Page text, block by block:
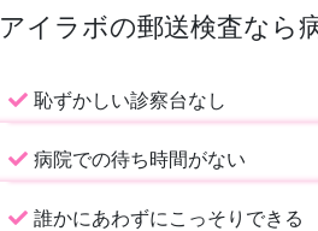
アイラボの郵送検査なら
恥ずかしい診察台なし
病院での待ち時間がない
誰かにあわずにこっそりできる